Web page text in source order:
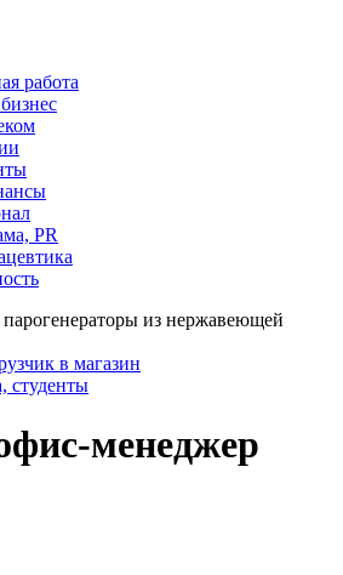
работа
PR
парогенераторы из нержавеющей
в магазин
студенты
менеджер